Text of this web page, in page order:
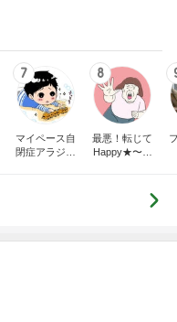
7
マイペース自
閉症アラジン
8
最悪！転じて
Happy★〜タ
くじり帳」〜